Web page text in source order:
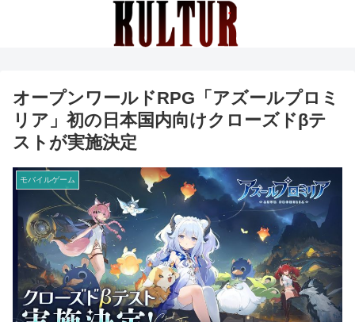
オープンワールドRPG「アズールプロミ
リア」初の日本国内向けクローズドβテ
ストが実施決定
モバイルゲーム